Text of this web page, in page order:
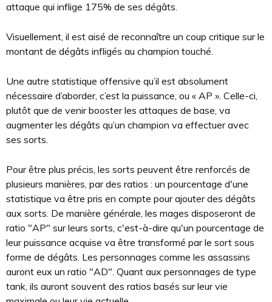
attaque qui inflige 175% de ses dégâts.
Visuellement, il est aisé de reconnaître un coup critique sur le
montant de dégâts infligés au champion touché.
Une autre statistique offensive qu’il est absolument
nécessaire d’aborder, c’est la puissance, ou « AP ». Celle-ci,
plutôt que de venir booster les attaques de base, va
augmenter les dégâts qu’un champion va effectuer avec
ses sorts.
Pour être plus précis, les sorts peuvent être renforcés de
plusieurs manières, par des ratios : un pourcentage d'une
statistique va être pris en compte pour ajouter des dégâts
aux sorts. De manière générale, les mages disposeront de
ratio "AP" sur leurs sorts, c'est-à-dire qu'un pourcentage de
leur puissance acquise va être transformé par le sort sous
forme de dégâts. Les personnages comme les assassins
auront eux un ratio "AD". Quant aux personnages de type
tank, ils auront souvent des ratios basés sur leur vie